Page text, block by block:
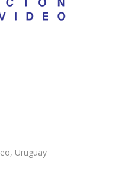
Uruguay